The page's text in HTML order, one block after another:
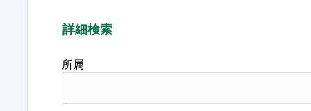
詳細検索
所属